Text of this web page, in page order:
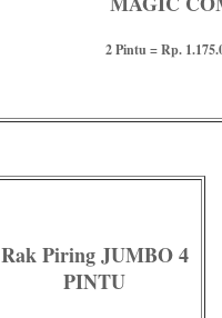
2 Pintu = Rp.
Rak Piring JUMBO 4
PINTU